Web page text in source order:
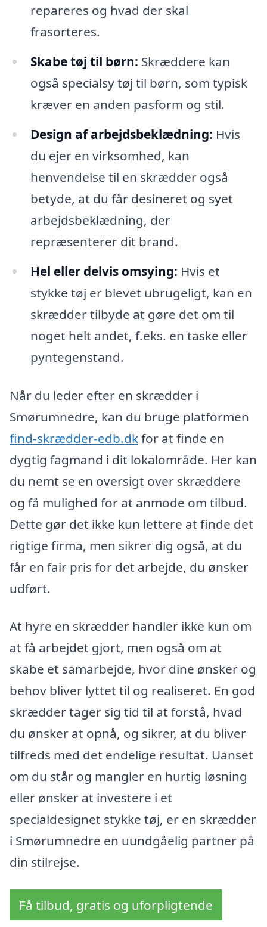
repareres og hvad der skal
frasorteres.
Skabe tøj til børn: Skræddere kan
også specialsy tøj til børn, som typisk
kræver en anden pasform og stil.
Design af arbejdsbeklædning: Hvis
du ejer en virksomhed, kan
henvendelse til en skrædder også
betyde, at du får desineret og syet
arbejdsbeklædning, der
repræsenterer dit brand.
Hel eller delvis omsying: Hvis et
stykke tøj er blevet ubrugeligt, kan en
skrædder tilbyde at gøre det om til
noget helt andet, f.eks. en taske eller
pyntegenstand.
Når du leder efter en skrædder i
Smørumnedre, kan du bruge platformen
find-skrædder-edb.dkfor at finde en
dygtig fagmand i dit lokalområde. Her kan
du nemt se en oversigt over skræddere
og få mulighed for at anmode om tilbud.
Dette gør det ikke kun lettere at finde det
rigtige firma, men sikrer dig også, at du
får en fair pris for det arbejde, du ønsker
udført.
At hyre en skrædder handler ikke kun om
at få arbejdet gjort, men også om at
skabe et samarbejde, hvor dine ønsker og
behov bliver lyttet til og realiseret. En god
skrædder tager sig tid til at forstå, hvad
du ønsker at opnå, og sikrer, at du bliver
tilfreds med det endelige resultat. Uanset
om du står og mangler en hurtig løsning
eller ønsker at investere i et
specialdesignet stykke tøj, er en skrædder
i Smørumnedre en uundgåelig partner på
din stilrejse.
Få tilbud, gratis og uforpligtende